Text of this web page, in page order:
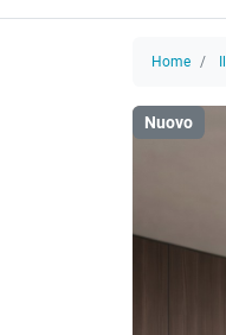
Home
Nuovo